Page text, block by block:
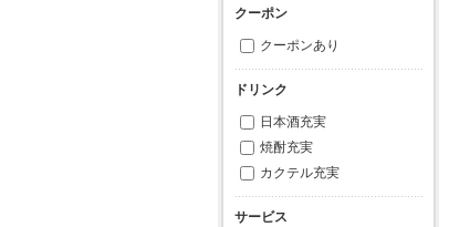
クーポン
クーポンあり
ドリンク
日本酒充実
焼酎充実
カクテル充実
サービス